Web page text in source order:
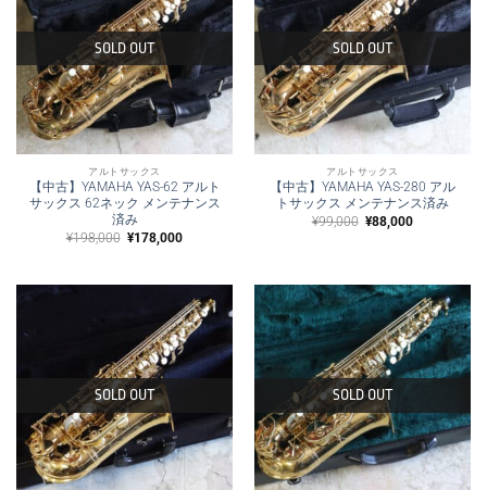
SOLD OUT
アルトサックス
【中古】YAMAHA YAS-62 アルト
サックス 62ネック メンテナンス
済み
¥198,000 元
は
た。
¥178,000現
格
は
¥178,000
で
す。
SOLD OUT
アルトサックス
【中古】YAMAHA YAS-280 アル
トサックス メンテナンス済み
¥99,000 元
¥99,000
で
し
た。
¥88,000現
は
¥88,000
で
す。
SOLD OUT SOLD OUT